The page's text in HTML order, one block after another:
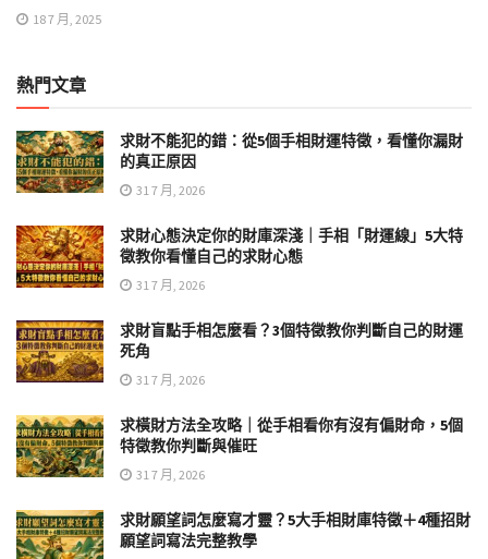
18 7 月, 2025
熱門文章
求財不能犯的錯：從5個手相財運特徵，看懂你漏財
的真正原因
31 7 月, 2026
求財心態決定你的財庫深淺｜手相「財運線」5大特
徵教你看懂自己的求財心態
31 7 月, 2026
求財盲點手相怎麼看？3個特徵教你判斷自己的財運
死角
31 7 月, 2026
求橫財方法全攻略｜從手相看你有沒有偏財命，5個
特徵教你判斷與催旺
31 7 月, 2026
求財願望詞怎麼寫才靈？5大手相財庫特徵＋4種招財
願望詞寫法完整教學